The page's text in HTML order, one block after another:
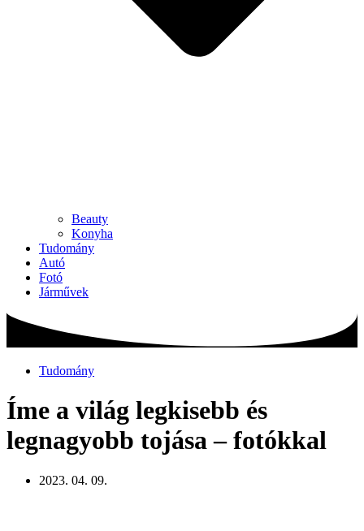
Beauty
Konyha
Tudomány
Autó
Fotó
Járművek
Tudomány
Íme a világ legkisebb és
legnagyobb tojása – fotókkal
2023. 04. 09.